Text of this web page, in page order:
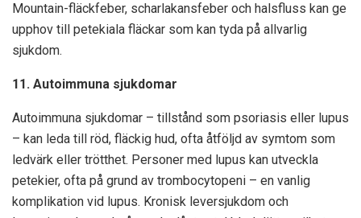
Mountain-fläckfeber, scharlakansfeber och halsfluss kan ge
upphov till petekiala fläckar som kan tyda på allvarlig
sjukdom.
11. Autoimmuna sjukdomar
Autoimmuna sjukdomar – tillstånd som psoriasis eller lupus
– kan leda till röd, fläckig hud, ofta åtföljd av symtom som
ledvärk eller trötthet. Personer med lupus kan utveckla
petekier, ofta på grund av trombocytopeni – en vanlig
komplikation vid lupus. Kronisk leversjukdom och